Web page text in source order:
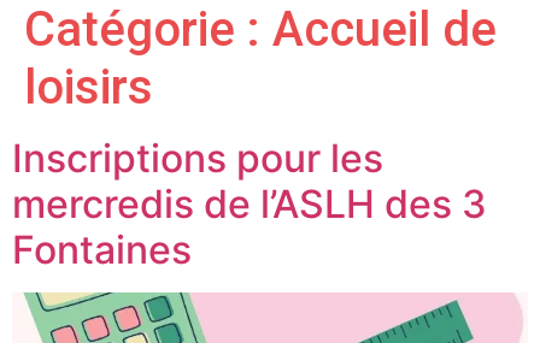
Catégorie : Accueil de
loisirs
Inscriptions pour les
mercredis de l’ASLH des 3
Fontaines